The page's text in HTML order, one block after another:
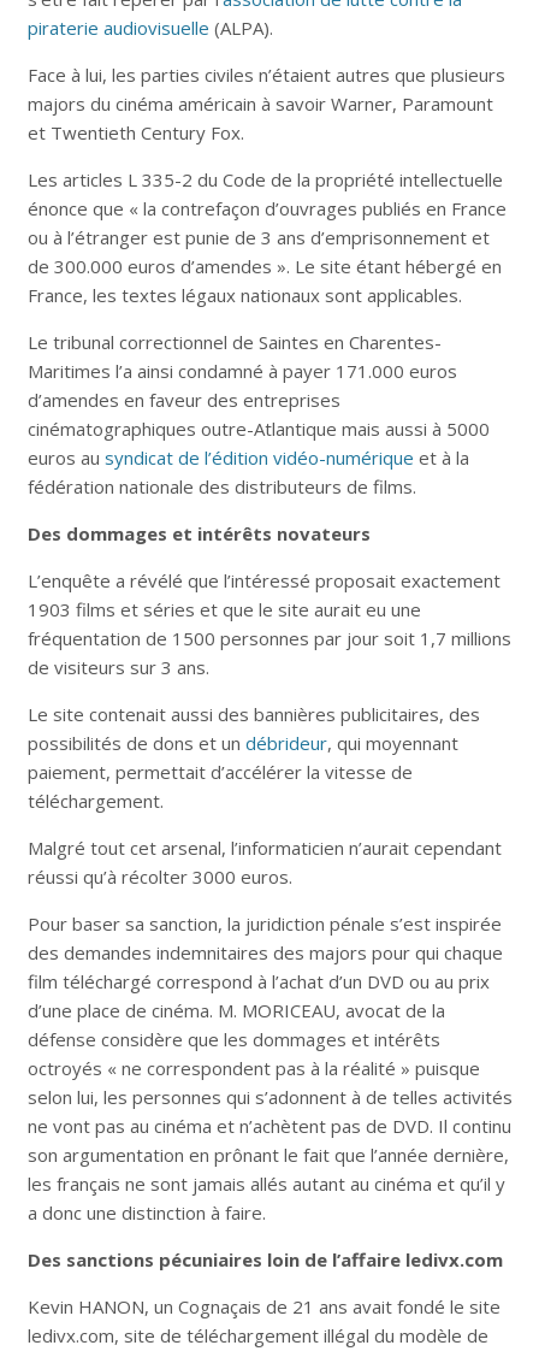
piraterie audiovisuelle (ALPA).
Face à lui, les parties civiles n’étaient autres que plusieurs
majors du cinéma américain à savoir Warner, Paramount
et Twentieth Century Fox.
Les articles L 335-2 du Code de la propriété intellectuelle
énonce que « la contrefaçon d’ouvrages publiés en France
ou à l’étranger est punie de 3 ans d’emprisonnement et
de 300.000 euros d’amendes ». Le site étant hébergé en
France, les textes légaux nationaux sont applicables.
Le tribunal correctionnel de Saintes en Charentes-
Maritimes l’a ainsi condamné à payer 171.000 euros
d’amendes en faveur des entreprises
cinématographiques outre-Atlantique mais aussi à 5000
euros au syndicat de l’édition vidéo-numérique et à la
fédération nationale des distributeurs de films.
Des dommages et intérêts novateurs
L’enquête a révélé que l’intéressé proposait exactement
1903 films et séries et que le site aurait eu une
fréquentation de 1500 personnes par jour soit 1,7 millions
de visiteurs sur 3 ans.
Le site contenait aussi des bannières publicitaires, des
possibilités de dons et un débrideur, qui moyennant
paiement, permettait d’accélérer la vitesse de
téléchargement.
Malgré tout cet arsenal, l’informaticien n’aurait cependant
réussi qu’à récolter 3000 euros.
Pour baser sa sanction, la juridiction pénale s’est inspirée
des demandes indemnitaires des majors pour qui chaque
film téléchargé correspond à l’achat d’un DVD ou au prix
d’une place de cinéma. M. MORICEAU, avocat de la
défense considère que les dommages et intérêts
octroyés « ne correspondent pas à la réalité » puisque
selon lui, les personnes qui s’adonnent à de telles activités
ne vont pas au cinéma et n’achètent pas de DVD. Il continu
son argumentation en prônant le fait que l’année dernière,
les français ne sont jamais allés autant au cinéma et qu’il y
a donc une distinction à faire.
Des sanctions pécuniaires loin de l’affaire ledivx.com
Kevin HANON, un Cognaçais de 21 ans avait fondé le site
ledivx.com, site de téléchargement illégal du modèle de